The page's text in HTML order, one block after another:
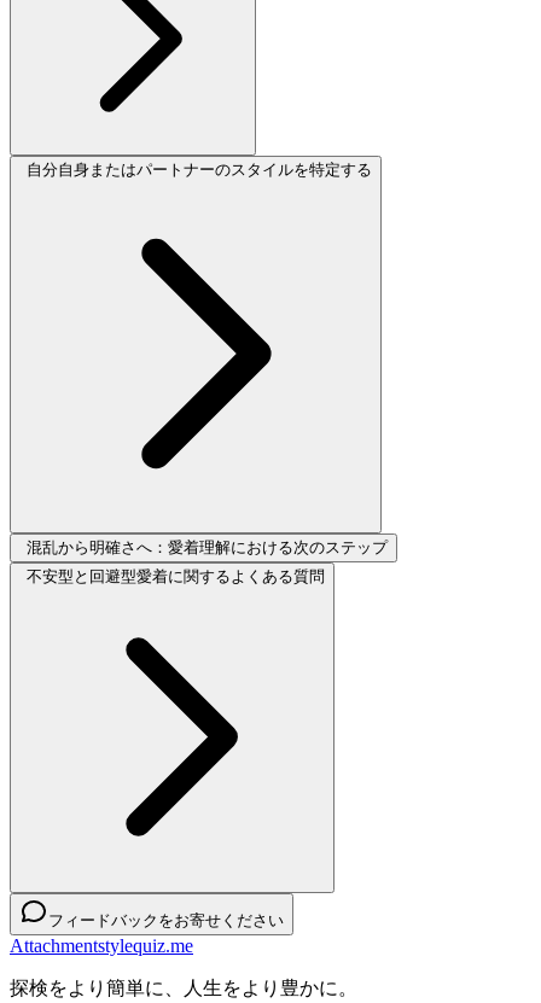
自分自身またはパートナーのスタイルを特定する
混乱から明確さへ：愛着理解における次のステップ
不安型と回避型愛着に関するよくある質問
フィードバックをお寄せください
Attachmentstylequiz.me
探検をより簡単に、人生をより豊かに。